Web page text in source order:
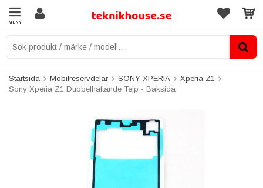
MENY
Startsida Mobilreservdelar SONY XPERIA
Xperia Z1
Sony Xperia Z1 Dubbelhäftande Tejp - Baksida